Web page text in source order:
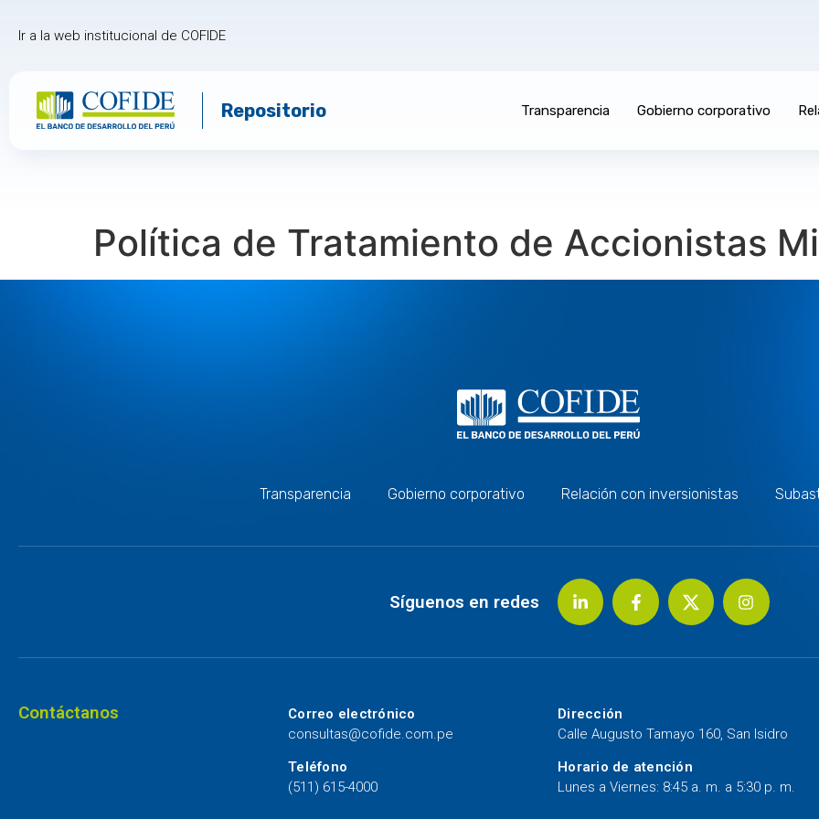
Ir a la web institucional de COFIDE
Repositorio Transparencia Gobierno corporativo
Política de Tratamiento de Accionistas
Transparencia Gobierno corporativo Relación con inversionistas
Síguenos en redes
Contáctanos
Correo electrónico
consultas@cofide.com.pe
Teléfono
(511) 615-4000
Dirección
Calle Augusto Tamayo 160, San Isidro
Horario de atención
Lunes a Viernes: 8:45 a. m. a 5:30 p. m.